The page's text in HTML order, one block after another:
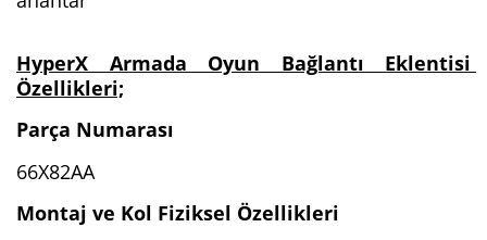
HyperX Armada Oyun Bağlantı Eklentisi
Özellikleri;
Parça Numarası
66X82AA
Montaj ve Kol Fiziksel Özellikleri